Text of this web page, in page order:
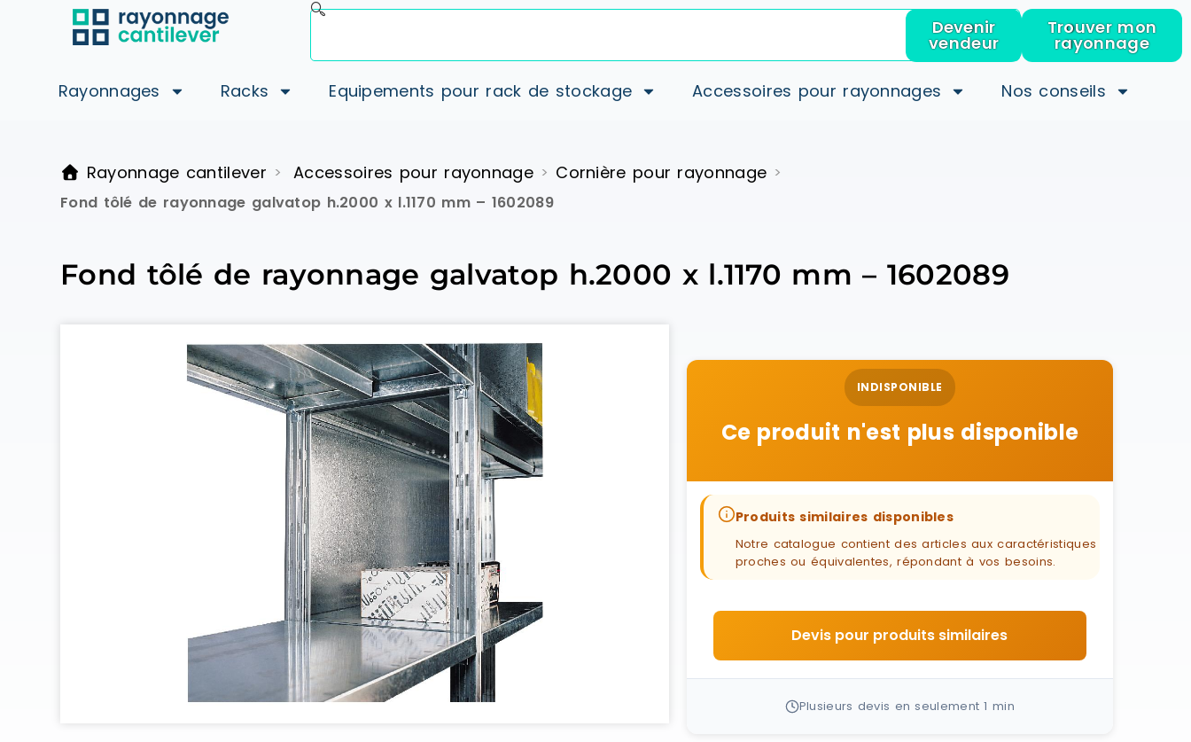
Devenir
vendeur
Trouver mon
rayonnage
Rayonnages Racks Equipements pour rack de stockage Accessoires pour rayonnages Nos conseils
Rayonnage cantilever > Accessoires pour rayonnage > Cornière pour rayonnage >
Fond tôlé de rayonnage galvatop h.2000 x l.1170 mm – 1602089
Fond tôlé de rayonnage galvatop h.2000 x l.1170 mm – 1602089
INDISPONIBLE
Ce produit n'est plus disponible
Produits similaires disponibles
Notre catalogue contient des articles aux caractéristiques
proches ou équivalentes, répondant à vos besoins.
Devis pour produits similaires
Plusieurs devis en seulement 1 min